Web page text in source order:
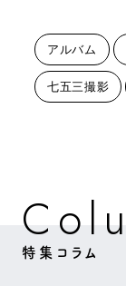
アルバム
七五三撮影
Col u
特集コラム